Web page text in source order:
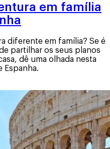
em família
diferente em família? Se é
partilhar os seus planos
dê uma olhada nesta
Espanha.